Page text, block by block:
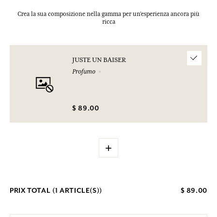
Crea la sua composizione nella gamma per un’esperienza ancora più
ricca
JUSTE UN BAISER
Profumo
$ 89.00
+
PRIX TOTAL (1 ARTICLE(S)) $ 89.00